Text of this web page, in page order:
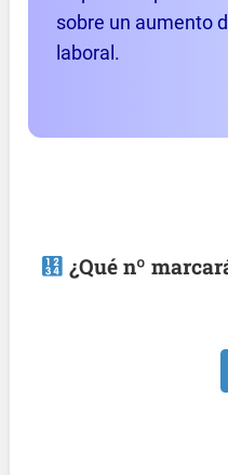
sobre un aumento
laboral.
¿Qué nº